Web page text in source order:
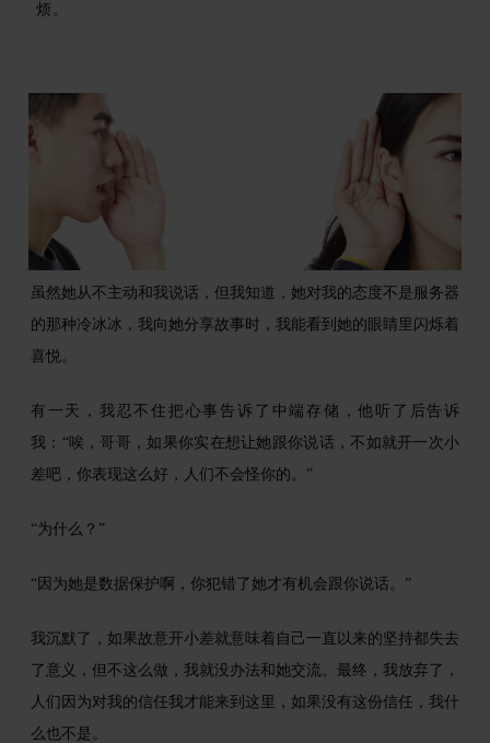
烦。
虽然她从不主动和我说话，但我知道，她对我的态度不是服务器
的那种冷冰冰，我向她分享故事时，我能看到她的眼睛里闪烁着
喜悦。
有一天，我忍不住把心事告诉了中端存储，他听了后告诉
我：“唉，哥哥，如果你实在想让她跟你说话，不如就开一次小
差吧，你表现这么好，人们不会怪你的。”
“为什么？”
“因为她是数据保护啊，你犯错了她才有机会跟你说话。”
我沉默了，如果故意开小差就意味着自己一直以来的坚持都失去
了意义，但不这么做，我就没办法和她交流。最终，我放弃了，
人们因为对我的信任我才能来到这里，如果没有这份信任，我什
么也不是。